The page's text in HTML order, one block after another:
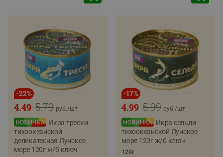
-22%
5.79
4.49 руб./шт
Икра трески
тихоокеанской
деликатесная Лунское
море 120г ж/б ключ
-17%
5.99
4.99 руб./шт
Икра сельди
тихоокеанской Лунское
море 120г ж/б ключ
120г